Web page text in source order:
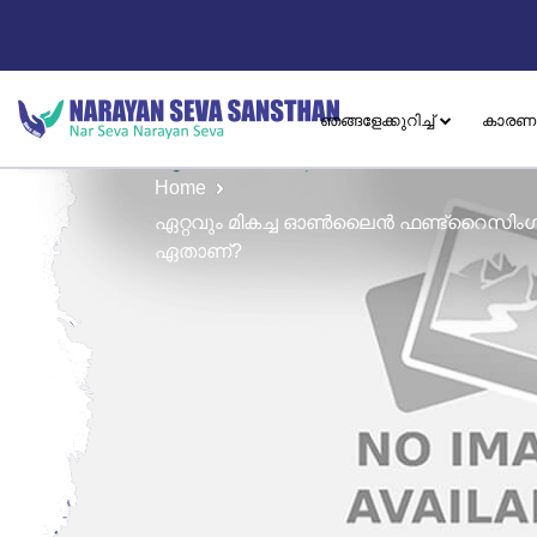
ഞങ്ങളേക്കുറിച്ച്
Home
ഏറ്റവും മികച്ച ഓൺലൈൻ ഫണ്ട്‌റൈസിംഗ്
ഏതാണ്?